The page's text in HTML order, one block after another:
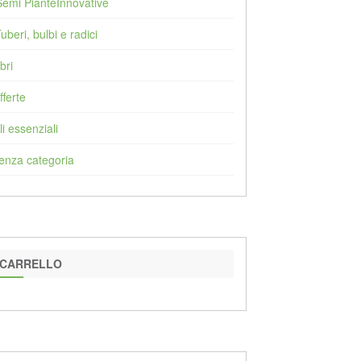
bulbi e radici
essenziali
categoria
CARRELLO